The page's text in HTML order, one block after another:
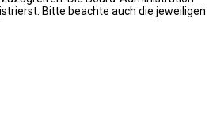
Bitte beachte auch die jeweiligen